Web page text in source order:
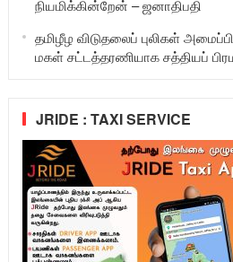
நியமிக்கின்றேன் – ஜனாதிபதி
தமிழீழ விடுதலைப் புலிகள்
மகள் சட்டத்தரணியாக சத்தியப்
JRIDE : TAXI SERVICE